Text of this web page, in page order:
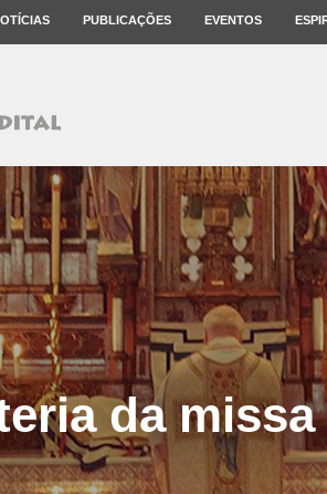
PUBLICAÇÕES EVENTOS
da